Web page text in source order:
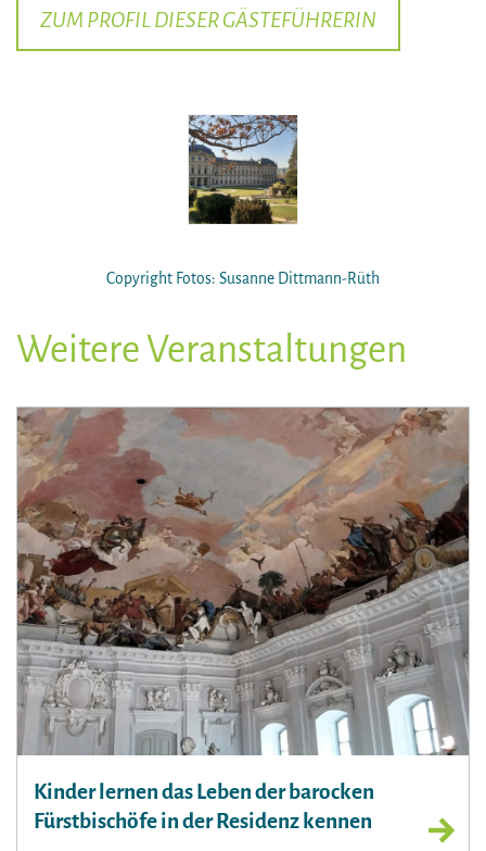
ZUM PROFIL DIESER GÄSTEFÜHRERIN
Copyright Fotos: Susanne Dittmann-Rüth
Weitere Veranstaltungen
Kinder lernen das Leben der barocken
Fürstbischöfe in der Residenz kennen